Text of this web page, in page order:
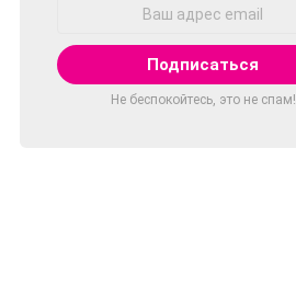
Не беспокойтесь, это не спам!